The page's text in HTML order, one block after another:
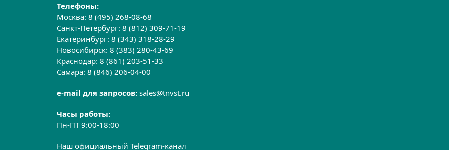
Телефоны:
Москва:8 (495) 268-08-68
Санкт-Петербург:8 (812) 309-71-19
Екатеринбург:8 (343) 318-28-29
Новосибирск:8 (383) 280-43-69
Краснодар:8 (861) 203-51-33
Самара:8 (846) 206-04-00
e-mail для запросов:sales@tnvst.ru
Часы работы:
Пн-ПТ 9:00-18:00
Наш официальный Telegram-канал